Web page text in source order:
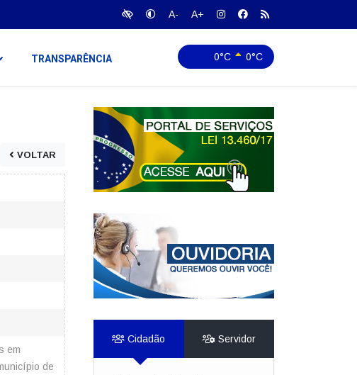
A- A+
0°C 0°C
TRANSPARÊNCIA
VOLTAR
em
de
Cidadão Servidor